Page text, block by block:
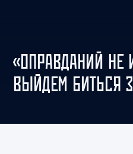
«ОПРАВДАНИЙ НЕ
ВЫЙДЕМ БИТЬСЯ